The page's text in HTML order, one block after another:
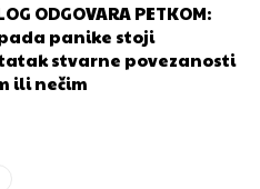
ODGOVARA PETKOM:
panike stoji
stvarne povezanosti
ili nečim